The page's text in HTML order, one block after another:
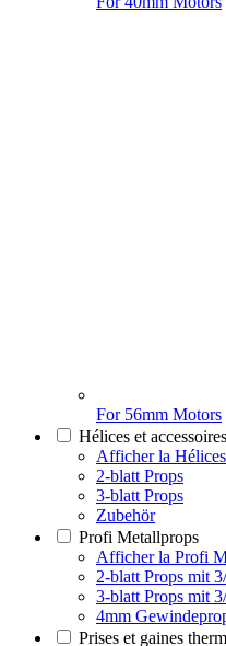
For 56mm Motors
Hélices et accessoires
Afficher la Hélices
2-blatt Props
3-blatt Props
Zubehör
Profi Metallprops
Afficher la Profi
2-blatt Props mit
3-blatt Props mit
4mm
Prises et gaines